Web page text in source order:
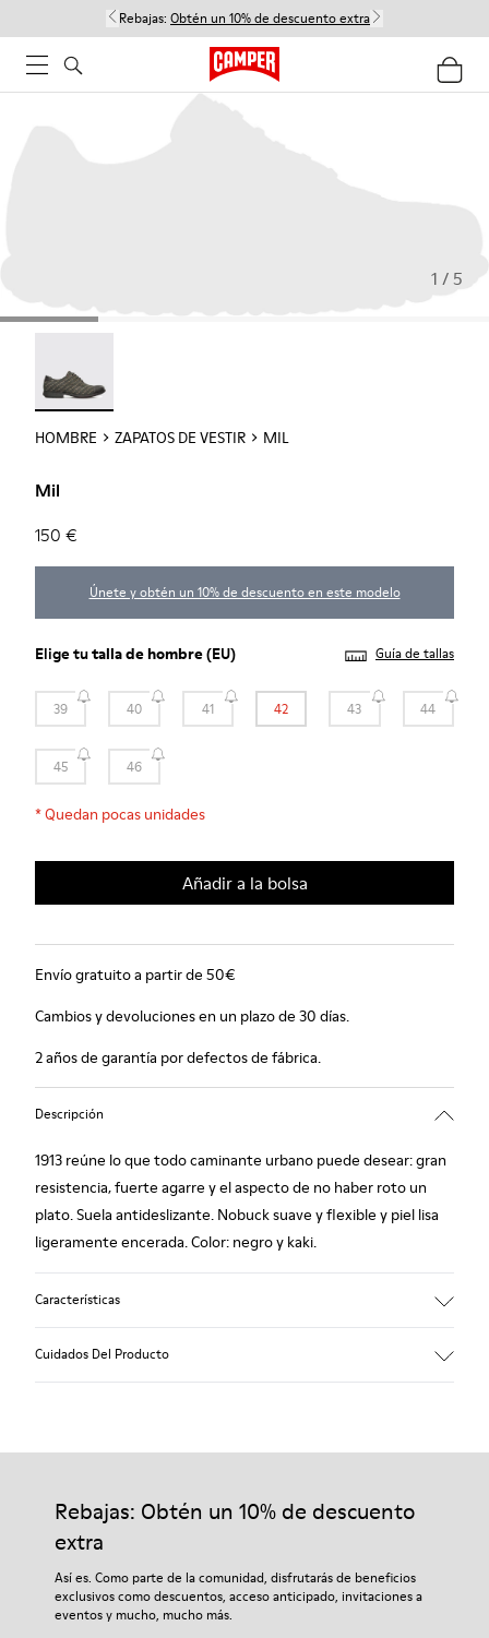
Rebajas: Obtén un 10% de descuento extra
1 / 5
HOMBRE ZAPATOS DE VESTIR MIL
Mil
150 €
Únete y obtén un 10% de descuento en este modelo
Elige tutalla de hombre(EU) Guía de tallas
39 40 41 42 43 44
45 46
*Quedan pocas unidades
Añadir a la bolsa
Envío gratuito a partir de 50€
Cambios y devoluciones en un plazo de 30 días.
2 años de garantía por defectos de fábrica.
Descripción
1913 reúne lo que todo caminante urbano puede desear: gran
resistencia, fuerte agarre y el aspecto de no haber roto un
plato. Suela antideslizante. Nobuck suave y flexible y piel lisa
ligeramente encerada. Color: negro y kaki.
Características
Cuidados Del Producto
Nuestros zapatos se han fabricado con materiales de primera
garantizará que duren más tiempo.
Si deseas obtener información detallada sobre cómo cuidar de
tu par, visita nuestraGuía para el cuidado del calzado.
Rebajas: Obtén un 10% de descuento
extra
Así es. Como parte de la comunidad, disfrutarás de beneficios
exclusivos como descuentos, acceso anticipado, invitaciones a
eventos y mucho, mucho más.